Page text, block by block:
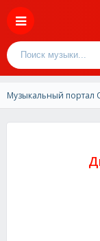
Музыкальный портал